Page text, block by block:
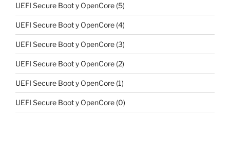
UEFI Secure Boot y OpenCore (5)
UEFI Secure Boot y OpenCore (4)
UEFI Secure Boot y OpenCore (3)
UEFI Secure Boot y OpenCore (2)
UEFI Secure Boot y OpenCore (1)
UEFI Secure Boot y OpenCore (0)